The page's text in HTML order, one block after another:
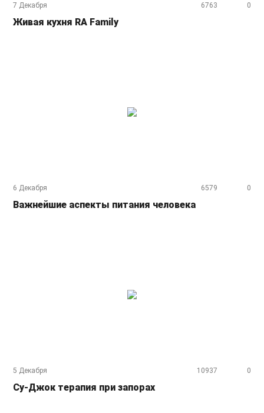
7 Декабря 0
6763
Живая кухня RA Family
6 Декабря 0
6579
Важнейшие аспекты питания человека
5 Декабря 0
10937
Су-Джок терапия при запорах